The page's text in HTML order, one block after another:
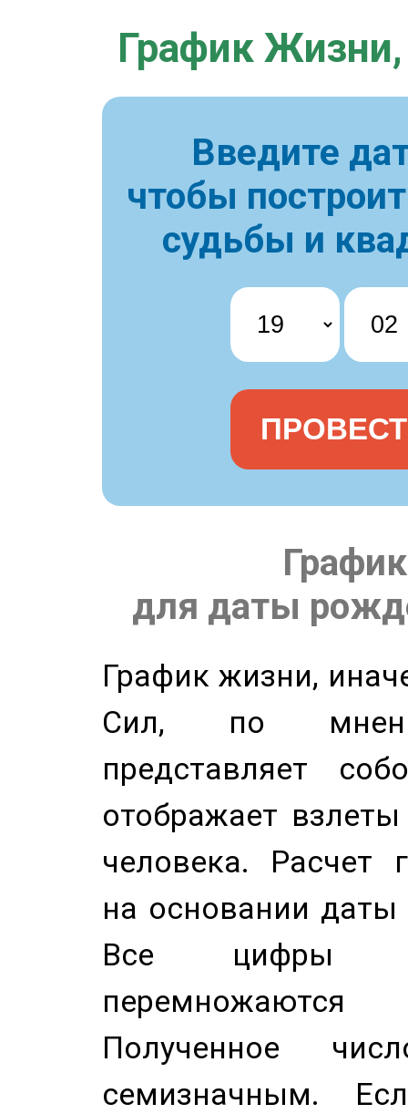
График Жизни,
Введите
чтобы
судьбы и
для даты
График жизни,
Сил, по
представляет
отображает
человека. Расчет
на основании
Все цифры
Полученное
семизначным.